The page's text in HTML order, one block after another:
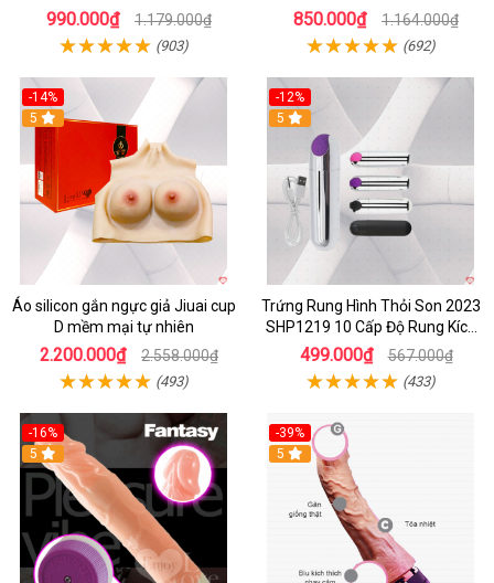
Ngay
990.000₫ 1.179.000₫
(903)
850.000₫ 1.164.000₫
(692)
-14%
5
Áo silicon gắn ngực giả Jiuai cup
D mềm mại tự nhiên
2.200.000₫ 2.558.000₫
(493)
-12%
5
Trứng Rung Hình Thỏi Son 2023
SHP1219 10 Cấp Độ Rung Kích
Thích
499.000₫ 567.000₫
(433)
-16%
5
-39%
5